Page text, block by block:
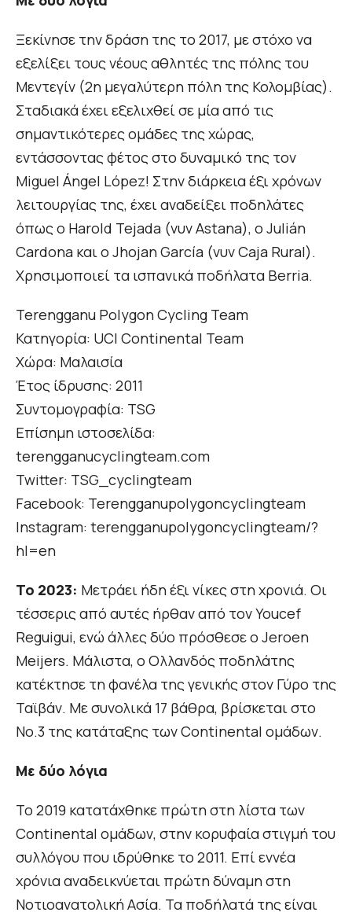
Ξεκίνησε την δράση της το 2017, με στόχο να
εξελίξει τους νέους αθλητές της πόλης του
Μεντεγίν (2η μεγαλύτερη πόλη της Κολομβίας).
Σταδιακά έχει εξελιχθεί σε μία από τις
σημαντικότερες ομάδες της χώρας,
εντάσσοντας φέτος στο δυναμικό της τον
Miguel Ángel López! Στην διάρκεια έξι χρόνων
λειτουργίας της, έχει αναδείξει ποδηλάτες
όπως ο Harold Tejada (νυν Astana), ο Julián
Cardona και ο Jhojan García (νυν Caja Rural).
Χρησιμοποιεί τα ισπανικά ποδήλατα Berria.
Terengganu Polygon Cycling Team
Κατηγορία: UCI Continental Team
Χώρα: Μαλαισία
Έτος ίδρυσης: 2011
Συντομογραφία: TSG
Επίσημη ιστοσελίδα:
terengganucyclingteam.com
Twitter: TSG_cyclingteam
Facebook: Terengganupolygoncyclingteam
Instagram: terengganupolygoncyclingteam/?
hl=en
Το 2023: Μετράει ήδη έξι νίκες στη χρονιά. Οι
τέσσερις από αυτές ήρθαν από τον Youcef
Reguigui, ενώ άλλες δύο πρόσθεσε ο Jeroen
Meijers. Μάλιστα, ο Ολλανδός ποδηλάτης
κατέκτησε τη φανέλα της γενικής στον Γύρο της
Ταϊβάν. Με συνολικά 17 βάθρα, βρίσκεται στο
Νο.3 της κατάταξης των Continental ομάδων.
Με δύο λόγια
Το 2019 κατατάχθηκε πρώτη στη λίστα των
Continental ομάδων, στην κορυφαία στιγμή του
συλλόγου που ιδρύθηκε το 2011. Επί εννέα
χρόνια αναδεικνύεται πρώτη δύναμη στη
Νοτιοανατολική Ασία. Τα ποδήλατά της είναι